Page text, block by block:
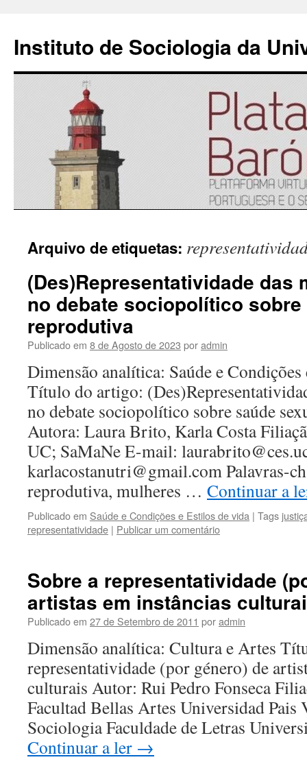
Instituto de Sociologia da
para
conteúdo
Arquivo de etiquetas:
(Des)Representatividade das
no debate sociopolítico
reprodutiva
Publicado em 8 de Agosto de 2023 poradmin
Dimensão analítica: Saúde e
Título do artigo:
no debate sociopolítico sobre saúde
Autora: Laura Brito, Karla Costa
UC; SaMaNe E-mail:
karlacostanutri@gmail.com Palavras-
reprodutiva, mulheres … Continuar a
Publicado em Saúde e Condições e Estilos de vida | Tags
representatividade | Publicar um comentário
Sobre a representatividade
artistas em instâncias
Publicado em 27 de Setembro de 2011 poradmin
Dimensão analítica: Cultura e Artes
representatividade (por género) de
culturais Autor: Rui Pedro Fonseca
Facultad Bellas Artes Universidad Pais
Sociologia Faculdade de Letras
Continuar a ler →